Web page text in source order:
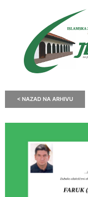
< NAZAD NA ARHIVU